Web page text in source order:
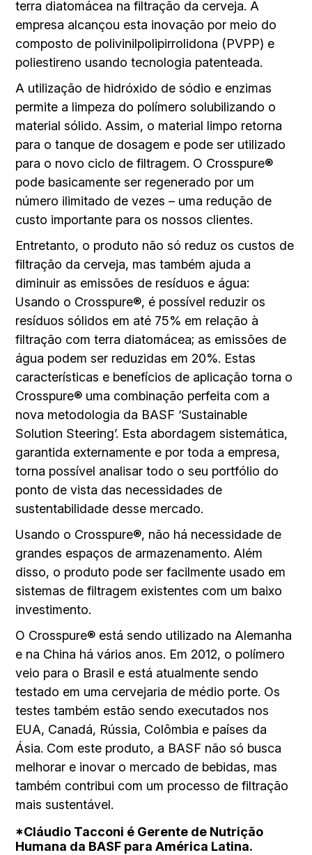
terra diatomácea na filtração da cerveja. A
empresa alcançou esta inovação por meio do
composto de polivinilpolipirrolidona (PVPP) e
poliestireno usando tecnologia patenteada.
A utilização de hidróxido de sódio e enzimas
permite a limpeza do polímero solubilizando o
material sólido. Assim, o material limpo retorna
para o tanque de dosagem e pode ser utilizado
para o novo ciclo de filtragem. O Crosspure®
pode basicamente ser regenerado por um
número ilimitado de vezes – uma redução de
custo importante para os nossos clientes.
Entretanto, o produto não só reduz os custos de
filtração da cerveja, mas também ajuda a
diminuir as emissões de resíduos e água:
Usando o Crosspure®, é possível reduzir os
resíduos sólidos em até 75% em relação à
filtração com terra diatomácea; as emissões de
água podem ser reduzidas em 20%. Estas
características e benefícios de aplicação torna o
Crosspure® uma combinação perfeita com a
nova metodologia da BASF ‘Sustainable
Solution Steering’. Esta abordagem sistemática,
garantida externamente e por toda a empresa,
torna possível analisar todo o seu portfólio do
ponto de vista das necessidades de
sustentabilidade desse mercado.
Usando o Crosspure®, não há necessidade de
grandes espaços de armazenamento. Além
disso, o produto pode ser facilmente usado em
sistemas de filtragem existentes com um baixo
investimento.
O Crosspure® está sendo utilizado na Alemanha
e na China há vários anos. Em 2012, o polímero
veio para o Brasil e está atualmente sendo
testado em uma cervejaria de médio porte. Os
testes também estão sendo executados nos
EUA, Canadá, Rússia, Colômbia e países da
Ásia. Com este produto, a BASF não só busca
melhorar e inovar o mercado de bebidas, mas
também contribui com um processo de filtração
mais sustentável.
*Cláudio Tacconi é Gerente de Nutrição
Humana da BASF para América Latina.